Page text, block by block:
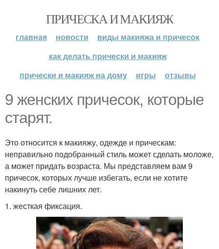
ПРИЧЕСКА И МАКИЯЖ
главная новости
виды макияжа и причесок
как делать прически и макияж
прически и макияж на дому
игры отзывы
9 женских причесок, которые
старят.
Это относится к макияжу, одежде и прическам:
неправильно подобранный стиль может сделать моложе,
а может придать возраста. Мы представляем вам 9
причесок, которых лучше избегать, если не хотите
накинуть себе лишних лет.
1. жесткая фиксация.